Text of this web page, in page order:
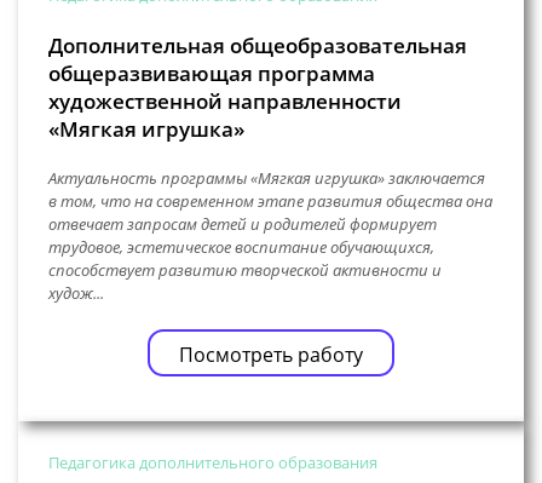
Дополнительная общеобразовательная
общеразвивающая программа
художественной направленности
«Мягкая игрушка»
Актуальность программы «Мягкая игрушка» заключается
в том, что на современном этапе развития общества она
отвечает запросам детей и родителей формирует
трудовое, эстетическое воспитание обучающихся,
способствует развитию творческой активности и
худож...
Посмотреть работу
Педагогика дополнительного образования